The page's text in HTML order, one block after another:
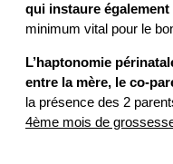
qui instaure
minimum vital pour le
L’haptonomie
entre la mère, le co-
la présence des 2
4ème mois de